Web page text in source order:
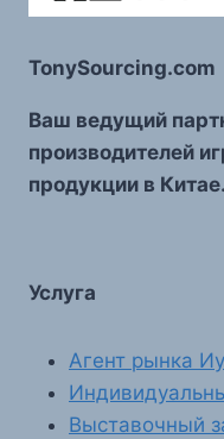
TonySourcing.com
Ваш ведущий
производителей
продукции в Китае.
Услуга
Агент рынка Иу
Выставочный